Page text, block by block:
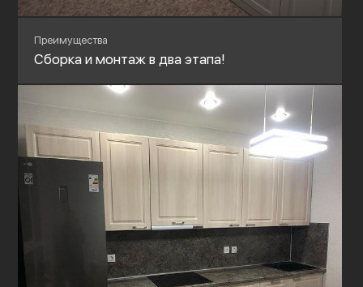
Преимущества
Сборка и монтаж в два этапа!